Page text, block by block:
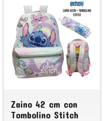
Zaino 42 cm con
Tombolino Stitch